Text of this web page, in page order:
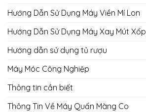
Hướng Dẫn Sử Dụng Máy Viền Mí Lon
Hướng Dẫn Sử Dụng Máy Xay Mút Xốp
Hướng dẫn sử dụng tủ rượu
Máy Móc Công Nghiệp
Thông tin cần biết
Thông Tin Về Máy Quấn Màng Co